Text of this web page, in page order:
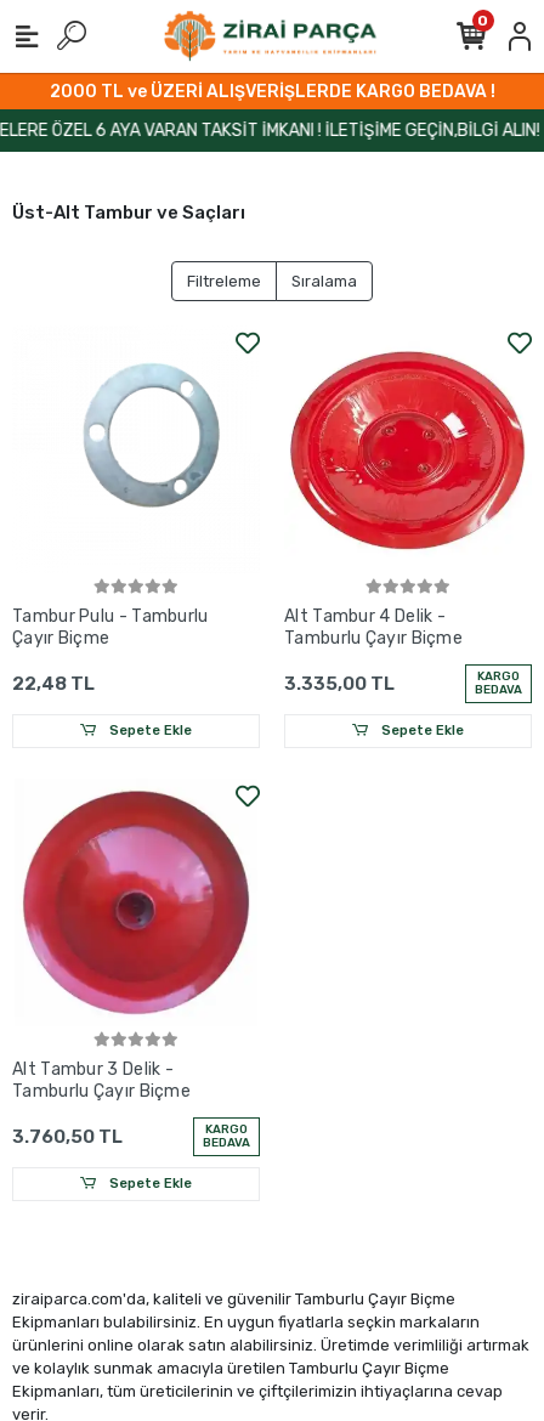
2000 TL ve ÜZERİ ALIŞVERİŞLERDE KARGO BEDAVA !
ÖZEL 6 AYA VARAN TAKSİT İMKANI ! İLETİŞİME GEÇİN,BİLGİ ALIN!
0
Üst-Alt Tambur ve Saçları
Filtreleme Sıralama
Tambur Pulu - Tamburlu
Çayır Biçme
22,48 TL
Sepete Ekle
Alt Tambur 4 Delik -
Tamburlu Çayır Biçme
3.335,00 TL
KARGO
BEDAVA
Sepete Ekle
Alt Tambur 3 Delik -
Tamburlu Çayır Biçme
3.760,50 TL
KARGO
BEDAVA
Sepete Ekle
ziraiparca.com'da, kaliteli ve güvenilir Tamburlu Çayır Biçme
Ekipmanları bulabilirsiniz. En uygun fiyatlarla seçkin markaların
ürünlerini online olarak satın alabilirsiniz. Üretimde verimliliği artırmak
ve kolaylık sunmak amacıyla üretilen Tamburlu Çayır Biçme
Ekipmanları, tüm üreticilerinin ve çiftçilerimizin ihtiyaçlarına cevap
verir.